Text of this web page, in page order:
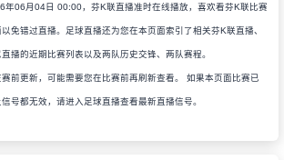
年06月04日 00:00，芬K联直播准时在线播放，喜欢看芬K联比赛
免错过直播。足球直播还为您在本页面索引了相关芬K联直播、
播的近期比赛列表以及两队历史交锋、两队赛程。
赛前更新，可能需要您在比赛前再刷新查看。 如果本页面比赛已
号都无效，请进入足球直播查看最新直播信号。